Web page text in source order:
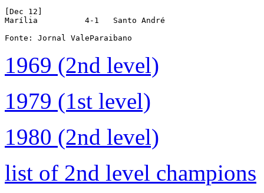
1969 (2nd level)
1979 (1st level)
1980 (2nd level)
list of 2nd level champions